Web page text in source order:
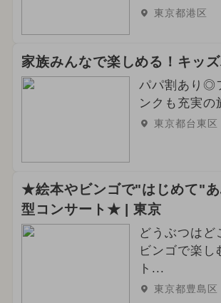
東京都港区
家族みんなで楽しめる！キッ
パパ割あり◎
ンクも充実の
東京都台東区
★絵本やビンゴで"はじめて"
型コンサート★ | 東京
どうぶつはど
ビンゴで楽し
ト...
東京都豊島区